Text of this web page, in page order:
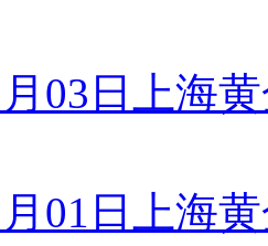
03日上海
01日上海